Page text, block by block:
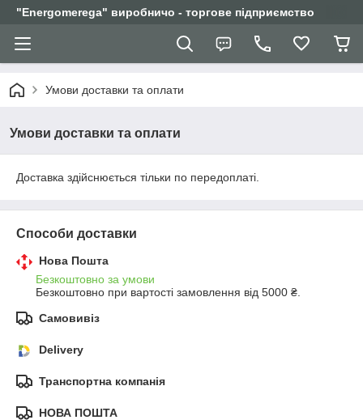
"Еnergomerega" виробничо - торгове підприємство
Умови доставки та оплати
Умови доставки та оплати
Доставка здійснюється тільки по передоплаті.
Способи доставки
Нова Пошта
Безкоштовно за умови
Безкоштовно при вартості замовлення від 5000 ₴.
Самовивіз
Delivery
Транспортна компанія
НОВА ПОШТА